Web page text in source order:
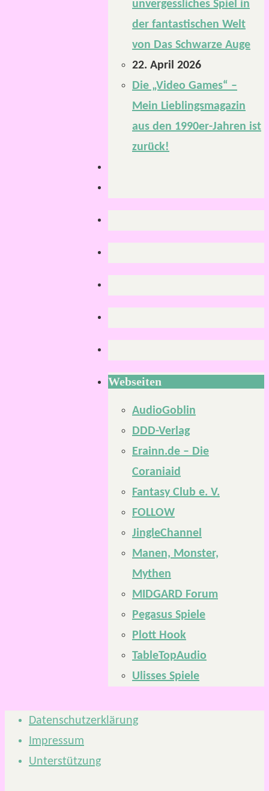
unvergessliches Spiel in
der fantastischen Welt
von Das Schwarze Auge
22. April 2026
Die „Video Games“ –
Mein Lieblingsmagazin
aus den 1990er-Jahren ist
zurück!
Webseiten
AudioGoblin
DDD-Verlag
Erainn.de – Die
Coraniaid
Fantasy Club e. V.
FOLLOW
JingleChannel
Manen, Monster,
Mythen
MIDGARD Forum
Pegasus Spiele
Plott Hook
TableTopAudio
Ulisses Spiele
Datenschutzerklärung
Impressum
Unterstützung